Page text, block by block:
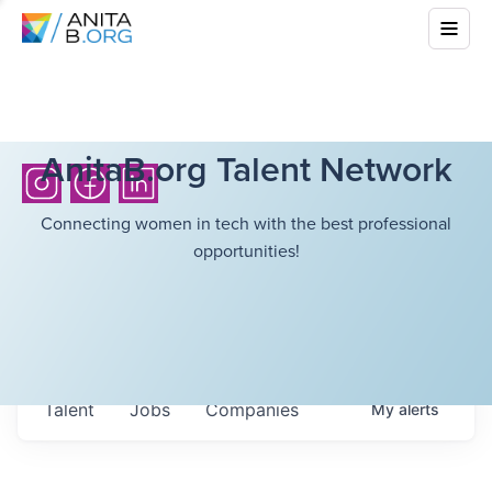
AnitaB.org Talent Network
Connecting women in tech with the best professional
opportunities!
Jobs Companies
Talent Myalerts